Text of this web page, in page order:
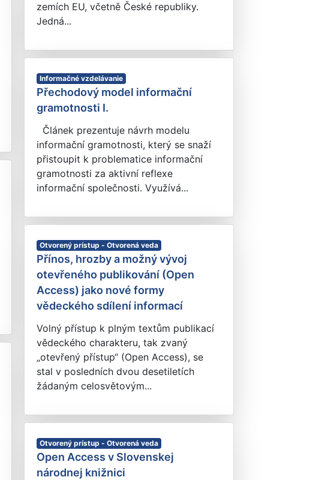
zemích EU, včetně České republiky.
Jedná...
Informačné vzdelávanie
Přechodový model informační
gramotnosti I.
Článek prezentuje návrh modelu
informační gramotnosti, který se snaží
přistoupit k problematice informační
gramotnosti za aktivní reflexe
informační společnosti. Využívá...
Otvorený prístup - Otvorená veda
Přínos, hrozby a možný vývoj
otevřeného publikování (Open
Access) jako nové formy
vědeckého sdílení informací
Volný přístup k plným textům publikací
vědeckého charakteru, tak zvaný
„otevřený přístup“ (Open Access), se
stal v posledních dvou desetiletích
žádaným celosvětovým...
Otvorený prístup - Otvorená veda
Open Access v Slovenskej
národnej knižnici